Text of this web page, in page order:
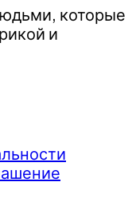
которые
и